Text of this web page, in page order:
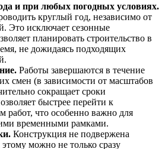
и при любых погодных условиях.
круглый год, независимо от
Это исключает сезонные
планировать строительство в
не дожидаясь подходящих
Работы завершаются в течение
смен (в зависимости от масштабов
сокращает сроки
быстрее перейти к
работ, что особенно важно для
временными рамками.
Конструкция не подвержена
этому можно не только сразу